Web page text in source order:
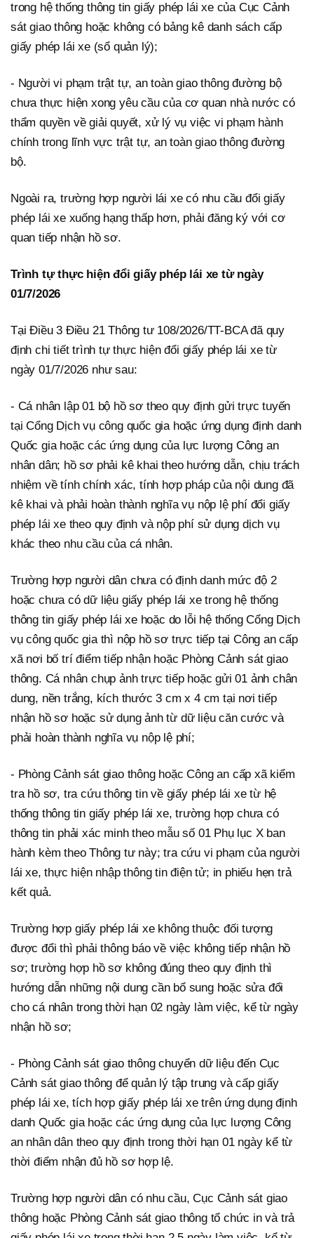
trong hệ thống thông tin giấy phép lái xe của Cục Cảnh
sát giao thông hoặc không có bảng kê danh sách cấp
giấy phép lái xe (sổ quản lý);
- Người vi phạm trật tự, an toàn giao thông đường bộ
chưa thực hiện xong yêu cầu của cơ quan nhà nước có
thẩm quyền về giải quyết, xử lý vụ việc vi phạm hành
chính trong lĩnh vực trật tự, an toàn giao thông đường
bộ.
Ngoài ra, trường hợp người lái xe có nhu cầu đổi giấy
phép lái xe xuống hạng thấp hơn, phải đăng ký với cơ
quan tiếp nhận hồ sơ.
Trình tự thực hiện đổi giấy phép lái xe từ ngày
01/7/2026
Tại Điều 3 Điều 21 Thông tư 108/2026/TT-BCA đã quy
định chi tiết trình tự thực hiện đổi giấy phép lái xe từ
ngày 01/7/2026 như sau:
- Cá nhân lập 01 bộ hồ sơ theo quy định gửi trực tuyến
tại Cổng Dịch vụ công quốc gia hoặc ứng dụng định danh
Quốc gia hoặc các ứng dụng của lực lượng Công an
nhân dân; hồ sơ phải kê khai theo hướng dẫn, chịu trách
nhiệm về tính chính xác, tính hợp pháp của nội dung đã
kê khai và phải hoàn thành nghĩa vụ nộp lệ phí đổi giấy
phép lái xe theo quy định và nộp phí sử dụng dịch vụ
khác theo nhu cầu của cá nhân.
Trường hợp người dân chưa có định danh mức độ 2
hoặc chưa có dữ liệu giấy phép lái xe trong hệ thống
thông tin giấy phép lái xe hoặc do lỗi hệ thống Cổng Dịch
vụ công quốc gia thì nộp hồ sơ trực tiếp tại Công an cấp
xã nơi bố trí điểm tiếp nhận hoặc Phòng Cảnh sát giao
thông. Cá nhân chụp ảnh trực tiếp hoặc gửi 01 ảnh chân
dung, nền trắng, kích thước 3 cm x 4 cm tại nơi tiếp
nhận hồ sơ hoặc sử dụng ảnh từ dữ liệu căn cước và
phải hoàn thành nghĩa vụ nộp lệ phí;
- Phòng Cảnh sát giao thông hoặc Công an cấp xã kiểm
tra hồ sơ, tra cứu thông tin về giấy phép lái xe từ hệ
thống thông tin giấy phép lái xe, trường hợp chưa có
thông tin phải xác minh theo mẫu số 01 Phụ lục X ban
hành kèm theo Thông tư này; tra cứu vi phạm của người
lái xe, thực hiện nhập thông tin điện tử; in phiếu hẹn trả
kết quả.
Trường hợp giấy phép lái xe không thuộc đối tượng
được đổi thì phải thông báo về việc không tiếp nhận hồ
sơ; trường hợp hồ sơ không đúng theo quy định thì
hướng dẫn những nội dung cần bổ sung hoặc sửa đổi
cho cá nhân trong thời hạn 02 ngày làm việc, kể từ ngày
nhận hồ sơ;
- Phòng Cảnh sát giao thông chuyển dữ liệu đến Cục
Cảnh sát giao thông để quản lý tập trung và cấp giấy
phép lái xe, tích hợp giấy phép lái xe trên ứng dụng định
danh Quốc gia hoặc các ứng dụng của lực lượng Công
an nhân dân theo quy định trong thời hạn 01 ngày kể từ
thời điểm nhận đủ hồ sơ hợp lệ.
Trường hợp người dân có nhu cầu, Cục Cảnh sát giao
thông hoặc Phòng Cảnh sát giao thông tổ chức in và trả